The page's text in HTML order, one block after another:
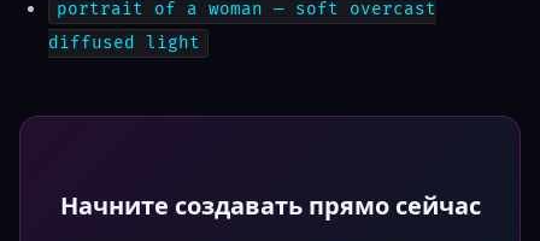
portrait of a woman — soft overcast
diffused light
Начните создавать прямо сейчас